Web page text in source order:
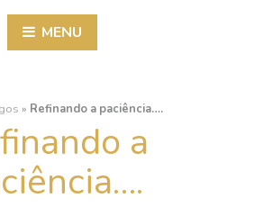
MENU
» Refinando a paciência….
a